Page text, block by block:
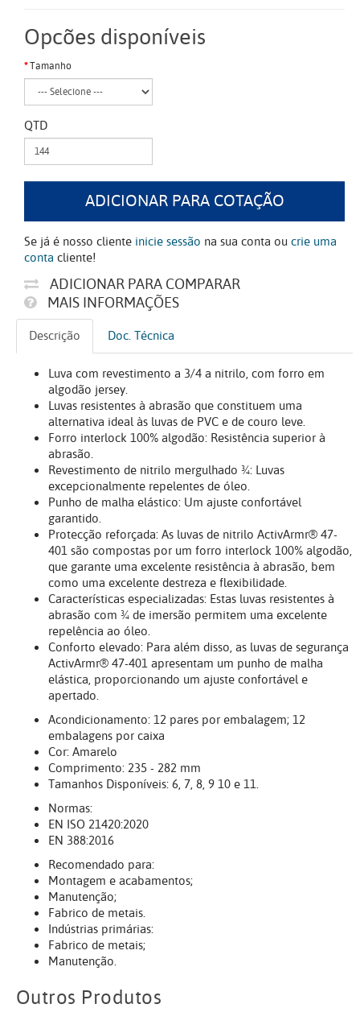
Opcões disponíveis
Tamanho
QTD
ADICIONAR PARA COTAÇÃO
Se já é nosso cliente inicie sessão na sua conta oucrie uma
conta cliente!
ADICIONAR PARA COMPARAR
MAIS INFORMAÇÕES
Descrição Doc. Técnica
Luva com revestimento a 3/4 a nitrilo, com forro em
algodão jersey.
Luvas resistentes à abrasão que constituem uma
alternativa ideal às luvas de PVC e de couro leve.
Forro interlock 100% algodão: Resistência superior à
abrasão.
Revestimento de nitrilo mergulhado ¾: Luvas
excepcionalmente repelentes de óleo.
Punho de malha elástico: Um ajuste confortável
garantido.
Protecção reforçada: As luvas de nitrilo ActivArmr® 47-
401 são compostas por um forro interlock 100% algodão,
que garante uma excelente resistência à abrasão, bem
como uma excelente destreza e flexibilidade.
Características especializadas: Estas luvas resistentes à
abrasão com ¾ de imersão permitem uma excelente
repelência ao óleo.
Conforto elevado: Para além disso, as luvas de segurança
ActivArmr® 47-401 apresentam um punho de malha
elástica, proporcionando um ajuste confortável e
apertado.
Acondicionamento: 12 pares por embalagem; 12
embalagens por caixa
Cor: Amarelo
Comprimento: 235 - 282 mm
Tamanhos Disponíveis: 6, 7, 8, 9 10 e 11.
Normas:
EN ISO 21420:2020
EN 388:2016
Recomendado para:
Montagem e acabamentos;
Manutenção;
Fabrico de metais.
Indústrias primárias:
Fabrico de metais;
Manutenção.
Outros Produtos